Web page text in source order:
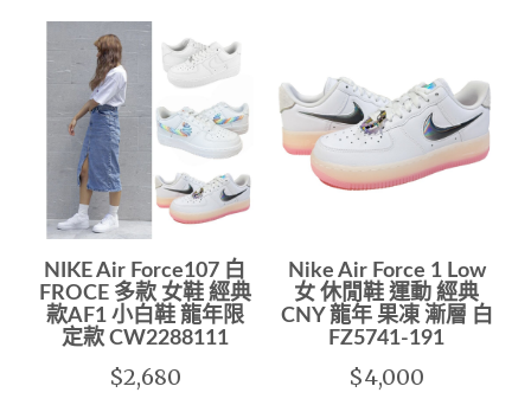
NIKE Air Force107 白
FROCE 多款 女鞋 經典
款AF1 小白鞋 龍年限
定款 CW2288111
$2,680
Nike Air Force 1 Low
女 休閒鞋 運動 經典
CNY 龍年 果凍 漸層 白
FZ5741-191
$4,000